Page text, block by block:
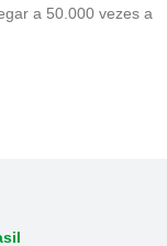
a 50.000 vezes a